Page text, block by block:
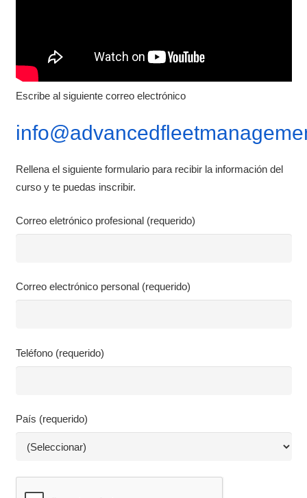
Escribe al siguiente correo electrónico
Rellena el siguiente formulario para recibir la información del
curso y te puedas inscribir.
Correo eletrónico profesional (requerido)
Correo electrónico personal (requerido)
Teléfono (requerido)
País (requerido)